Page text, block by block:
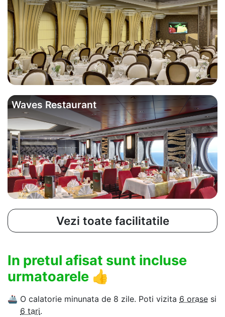
Waves Restaurant
Vezi toate facilitatile
In pretul afisat sunt incluse
urmatoarele 👍
🚢 O calatorie minunata de 8 zile. Poti vizita 6 orase si
6 tari.